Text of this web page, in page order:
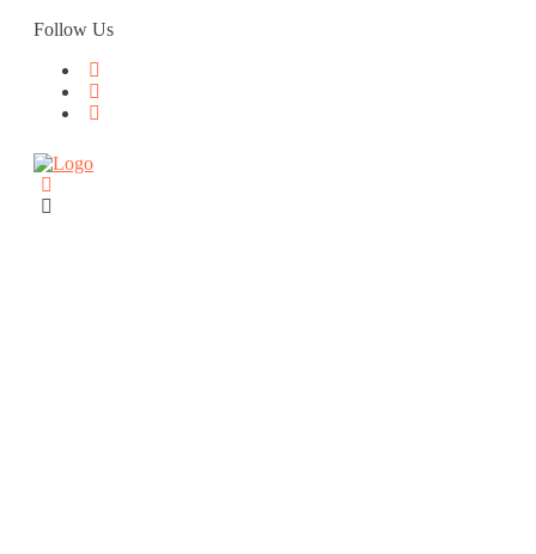
Skip
Follow Us